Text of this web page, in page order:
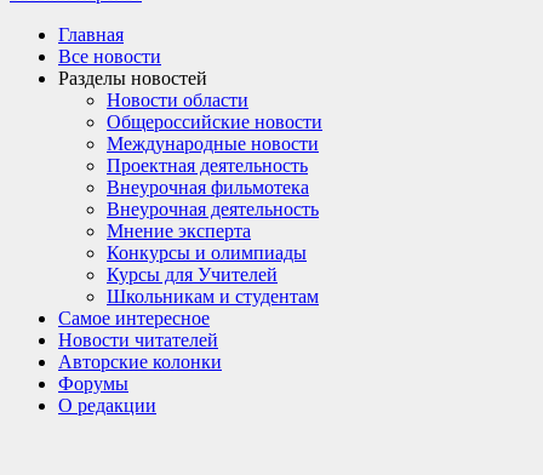
Главная
Все новости
Разделы новостей
Новости области
Общероссийские новости
Международные новости
Проектная деятельность
Внеурочная фильмотека
Внеурочная деятельность
Мнение эксперта
Конкурсы и олимпиады
Курсы для Учителей
Школьникам и студентам
Самое интересное
Новости читателей
Авторские колонки
Форумы
О редакции